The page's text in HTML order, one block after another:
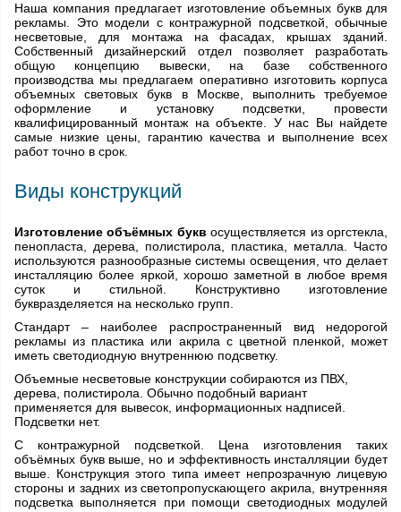
Наша компания предлагает изготовление объемных букв для
рекламы. Это модели с контражурной подсветкой, обычные
несветовые, для монтажа на фасадах, крышах зданий.
Собственный дизайнерский отдел позволяет разработать
общую концепцию вывески, на базе собственного
производства мы предлагаем оперативно изготовить корпуса
объемных световых букв в Москве, выполнить требуемое
оформление и установку подсветки, провести
квалифицированный монтаж на объекте. У нас Вы найдете
самые низкие цены, гарантию качества и выполнение всех
работ точно в срок.
Виды конструкций
Изготовление объёмных букв осуществляется из оргстекла,
пенопласта, дерева, полистирола, пластика, металла. Часто
используются разнообразные системы освещения, что делает
инсталляцию более яркой, хорошо заметной в любое время
суток и стильной. Конструктивно изготовление
буквразделяется на несколько групп.
Стандарт – наиболее распространенный вид недорогой
рекламы из пластика или акрила с цветной пленкой, может
иметь светодиодную внутреннюю подсветку.
Объемные несветовые конструкции собираются из ПВХ,
дерева, полистирола. Обычно подобный вариант
применяется для вывесок, информационных надписей.
Подсветки нет.
С контражурной подсветкой. Цена изготовления таких
объёмных букв выше, но и эффективность инсталляции будет
выше. Конструкция этого типа имеет непрозрачную лицевую
стороны и задних из светопропускающего акрила, внутренняя
подсветка выполняется при помощи светодиодных модулей